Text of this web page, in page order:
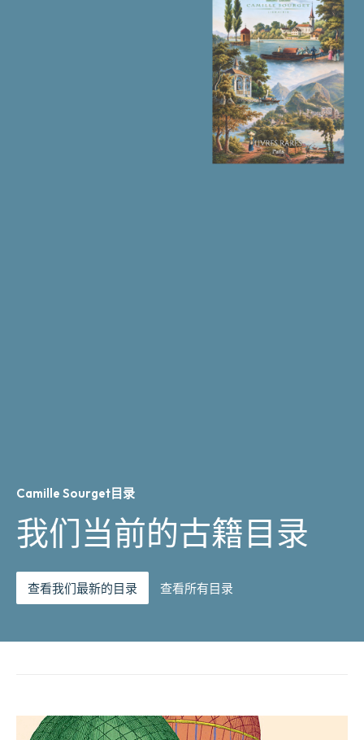
Camille Sourget目录
我们当前的古籍目录
查看我们最新的目录 查看所有目录